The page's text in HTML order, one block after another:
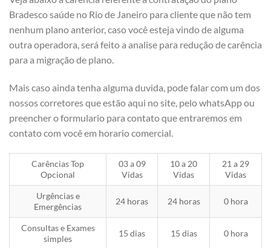
Bradesco saúde no Rio de Janeiro para cliente que não tem
nenhum plano anterior, caso você esteja vindo de alguma
outra operadora, será feito a analise para redução de carência
para a migração de plano.
Mais caso ainda tenha alguma duvida, pode falar com um dos
nossos corretores que estão aqui no site, pelo whatsApp ou
preencher o formulario para contato que entraremos em
contato com você em horario comercial.
Carências Top
Opcional
03 a 09
Vidas
10 a 20
Vidas
21 a 29
Vidas
Urgências e
Emergências
24 horas 24 horas 0 hora
Consultas e Exames
simples
15 dias 15 dias 0 hora